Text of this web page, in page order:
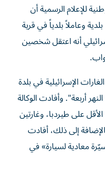
للإعلام الرسمية أن
وعاملاً بلدياً في قرية
أنه اعتقل شخصين
الإسرائيلية في بلدة
أربعة". وأفادت الوكالة
على طيردبا، وغارتين
إلى ذلك، أفادت
معادية لسيارة» في